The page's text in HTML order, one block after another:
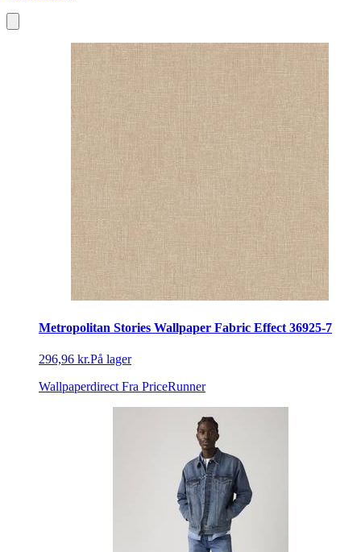
Metropolitan Stories Wallpaper Fabric Effect 36925-7
296,96 kr.På lager
Wallpaperdirect Fra PriceRunner